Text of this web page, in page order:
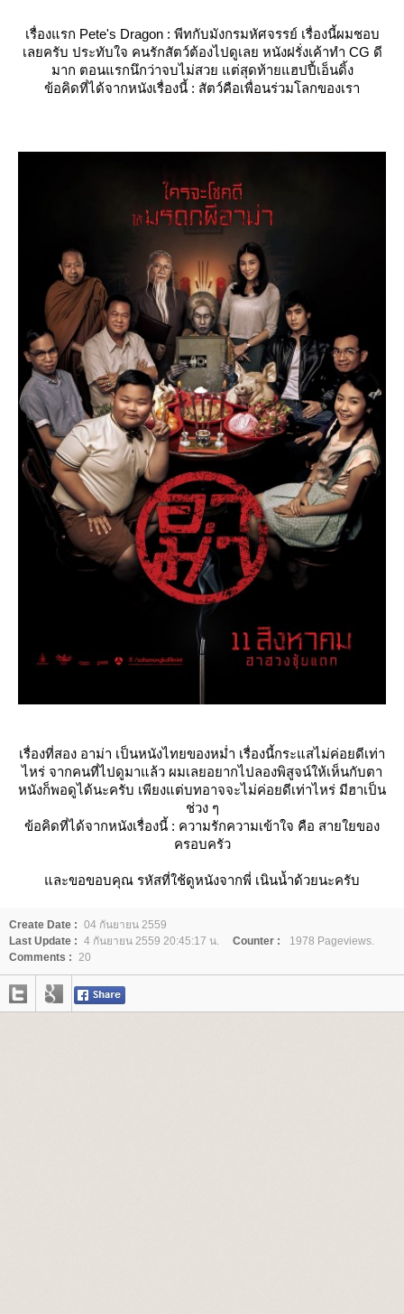
เรื่องแรก Pete's Dragon : พีทกับมังกรมหัศจรรย์ เรื่องนี้ผมชอบ
เลยครับ ประทับใจ คนรักสัตว์ต้องไปดูเลย หนังฝรั่งเค้าทำ CG ดี
มาก ตอนแรกนึกว่าจบไม่สวย แต่สุดท้ายแฮปปี้เอ็นดิ้ง
ข้อคิดที่ได้จากหนังเรื่องนี้ : สัตว์คือเพื่อนร่วมโลกของเรา
เรื่องที่สอง อาม่า เป็นหนังไทยของหม่ำ เรื่องนี้กระแสไม่ค่อยดีเท่า
ไหร่ จากคนที่ไปดูมาแล้ว ผมเลยอยากไปลองพิสูจน์ให้เห็นกับตา
หนังก็พอดูได้นะครับ เพียงแต่บทอาจจะไม่ค่อยดีเท่าไหร่ มีฮาเป็น
ช่วง ๆ
ข้อคิดที่ได้จากหนังเรื่องนี้ : ความรักความเข้าใจ คือ สายใยของ
ครอบครัว
ละขอขอบคุณ รหัสที่ใช้ดูหนังจากพี่ เนินน้ำด้วยนะครับ
Create Date : 04 กันยายน 2559
Last Update : 4 กันยายน 2559 20:45:17 น. Counter :
1978 Pageviews.
Comments : 20